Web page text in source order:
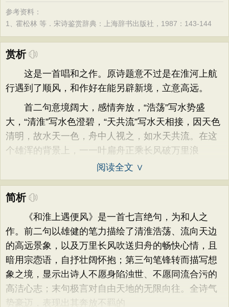
参考资料：
1、霍松林 等．宋诗鉴赏辞典：上海辞书出版社，1987：143-144
赏析
这是一首唱和之作。原诗题意不过是在淮河上航
行遇到了顺风，和作好在能另辟新境，立意高远。
首二句意境阔大，感情奔放，“浩荡”写水势盛
大，“清淮”写水色澄碧，“天共流”写水天相接，因天色
清明，故水天一色，舟中人视之，如水天共流。在这
个雄浑的背景上，一一叶扁舟正乘长风破万里浪
阅读全文 ∨
简析
《和淮上遇便风》是一首七言绝句，为和人之
作。前二句以雄健的笔力描绘了清淮浩荡、流向天边
的高远景象，以及万里长风吹送归舟的畅快心情，且
暗用宗悫语，自抒壮阔怀抱；第三句笔锋转而描写想
象之境，显示出诗人不愿身陷浊世、不愿同流合污的
高洁心志；末句极言对自由天地的无限向往。全诗气
势豪迈，表现出其奔放不羁的